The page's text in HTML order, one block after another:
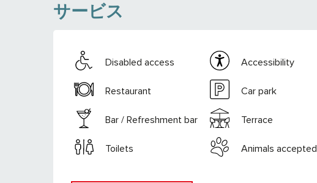
サービス
Disabled access Accessibility
Restaurant Car park
Bar / Refreshment bar Terrace
Toilets Animals accepted